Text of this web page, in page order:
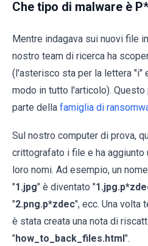
Che tipo di malware è
Mentre indagava sui nuovi file
nostro team di ricerca ha
(l'asterisco sta per la lettera "i"
modo in tutto l'articolo).
parte della famiglia di
Sul nostro computer di prova,
crittografato i file e ha aggiunto
loro nomi. Ad esempio, un
"1.jpg" è diventato "
"2.png.p*zdec", ecc. Una volta
è stata creata una nota di
"how_to_back_files.html".